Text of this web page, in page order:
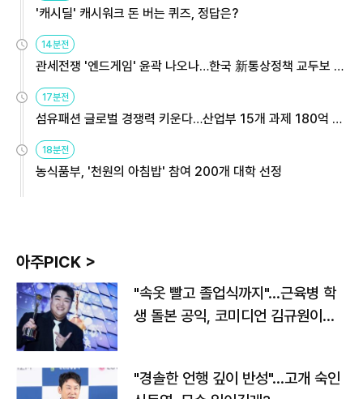
'캐시딜' 캐시워크 돈 버는 퀴즈, 정답은?
14분전
관세전쟁 '엔드게임' 윤곽 나오나…한국 新통상정책 교두보 활
용해야
17분전
섬유패션 글로벌 경쟁력 키운다…산업부 15개 과제 180억 지
원
18분전
농식품부, '천원의 아침밥' 참여 200개 대학 선정
아주PICK >
"속옷 빨고 졸업식까지"…근육병 학
생 돌본 공익, 코미디언 김규원이었
"경솔한 언행 깊이 반성"…고개 숙인